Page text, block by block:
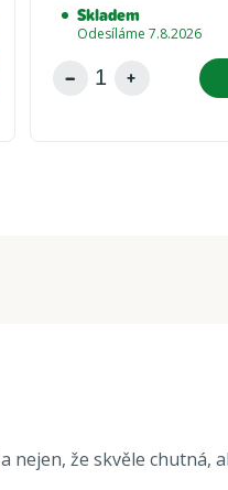
Skladem
Odesíláme 7.8.2026
a nejen, že skvěle chutná,